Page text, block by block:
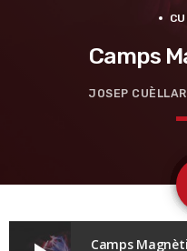
Camps
JOSEP CUÈLLAR
Camps